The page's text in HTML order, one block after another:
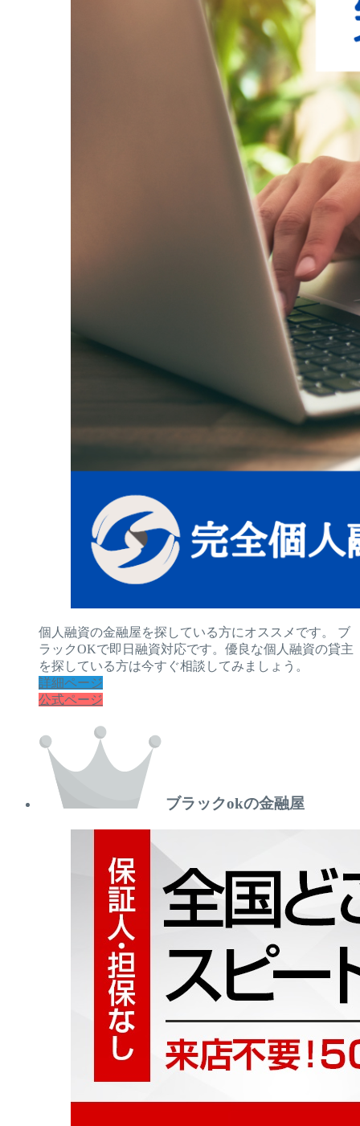
個人融資の金融屋を探している方にオススメです。 ブ
ラックOKで即日融資対応です。優良な個人融資の貸主
を探している方は今すぐ相談してみましょう。
詳細ページ
公式ページ
ブラックokの金融屋